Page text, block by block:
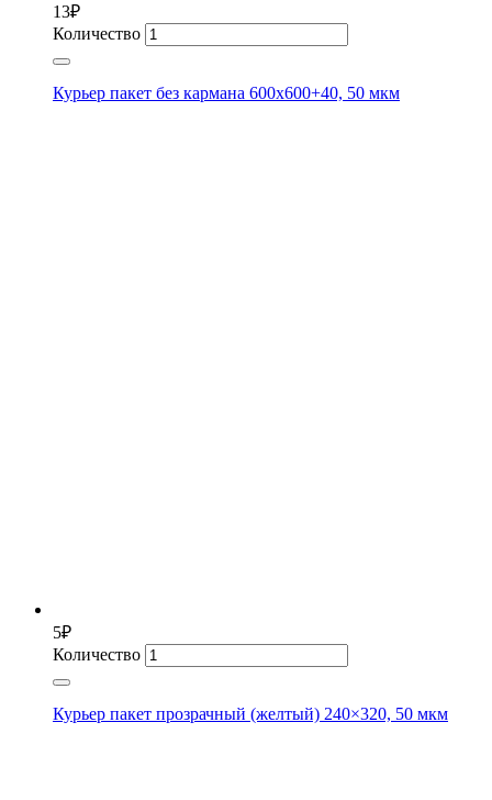
13₽
Количество
Курьер пакет без кармана 600х600+40, 50 мкм
5₽
Количество
Курьер пакет прозрачный (желтый) 240×320, 50 мкм